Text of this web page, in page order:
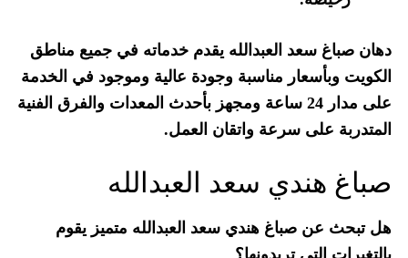
دهان صباغ سعد العبدالله يقدم خدماته في جميع مناطق
الكويت وبأسعار مناسبة وجودة عالية وموجود في الخدمة
على مدار 24 ساعة ومجهز بأحدث المعدات والفرق الفنية
المتدربة على سرعة واتقان العمل.
صباغ هندي سعد العبدالله
هل تبحث عن صباغ هندي سعد العبدالله متميز يقوم